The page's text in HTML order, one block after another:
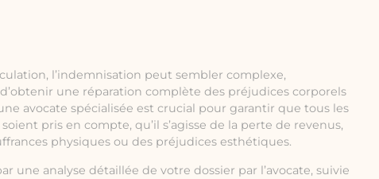
l’indemnisation peut sembler complexe,
une réparation complète des préjudices corporels
avocate spécialisée est crucial pour garantir que tous les
pris en compte, qu’il s’agisse de la perte de revenus,
physiques ou des préjudices esthétiques.
une analyse détaillée de votre dossier par l’avocate, suivie